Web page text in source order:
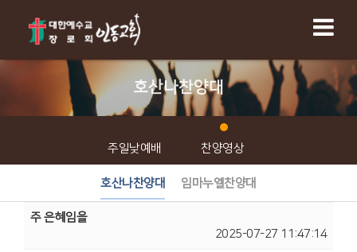
호산나찬양대
주일낮예배 찬양영상
호산나찬양대 임마누엘찬양대
주 은혜임을
2025-07-27 11:47:14